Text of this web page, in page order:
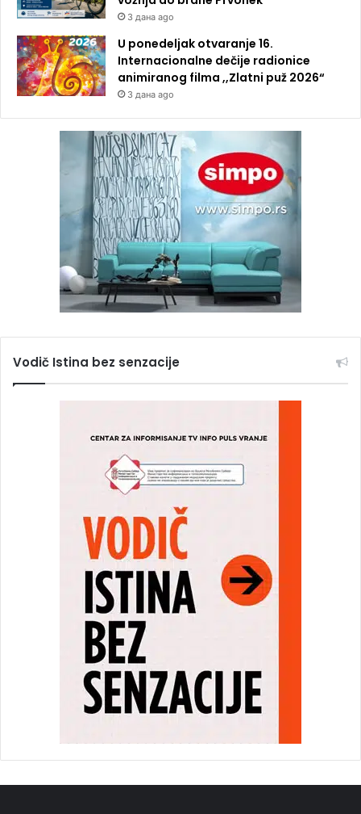
3 дана ago
U ponedeljak otvaranje 16.
Internacionalne dečije radionice
animiranog filma ,,Zlatni puž 2026“
3 дана ago
Vodič Istina bez senzacije